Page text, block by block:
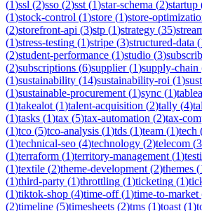
(1)ssl (2)sso (2)sst (1)star-schema (2)startup
(1)stock-control (1)store (1)store-
(2)storefront-api (3)stp (1)strategy (35)
(1)stress-testing (1)stripe (3)structured-data (
(2)student-performance (1)studio (3)
(2)subscriptions (6)supplier(1)supply-chain
(1)sustainability (14)sustainability-roi (1)
(1)sustainable-procurement (1)sync (1)
(1)takealot (1)talent-acquisition (2)tally (4)
(1)tasks (1)tax (5)tax-automation (2)tax-
(1)tco (5)tco-analysis (1)tds (1)team (1)tech
(1)technical-seo (4)technology (2)telecom (3
(1)terraform (1)territory-management (1)
(1)textile (2)theme-development (2)themes (
(1)third-party (1)throttling (1)ticketing (1)
(1)tiktok-shop (4)time-off(1)time-to-market
(2)timeline (5)timesheets (2)tms (1)toast (1)